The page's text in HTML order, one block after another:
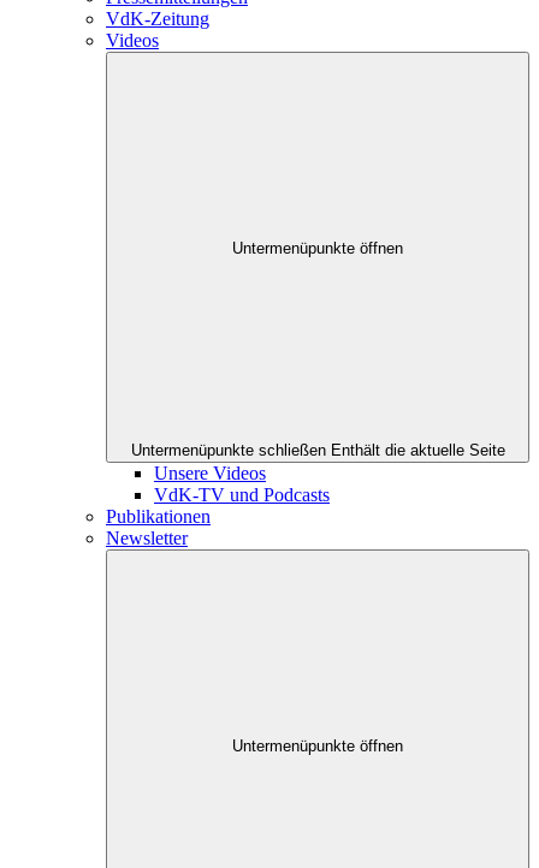
VdK-Zeitung
Videos
Untermenüpunkte öffnen
Untermenüpunkte schließen Enthält die aktuelle Seite
Unsere Videos
VdK-TV und Podcasts
Publikationen
Newsletter
Untermenüpunkte öffnen